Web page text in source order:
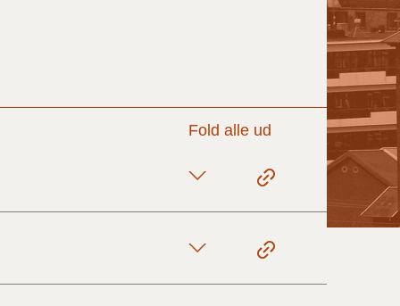
1- 31/12
Fold alle ud